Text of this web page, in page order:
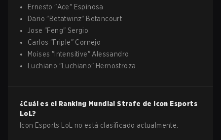
Ernesto "Ace" Espinosa
Dario "Betatwinz" Betancourt
Jose "Feng" Sergio
Carlos "Friple" Cornejo
Moises " Intensitive" Alessandro
Luchiano " Luchiano" Hernostroza
¿Cuál es el Ranking Mundial Strafe de Icon Esports
LoL?
Icon Esports LoL no está clasificado actualmente.